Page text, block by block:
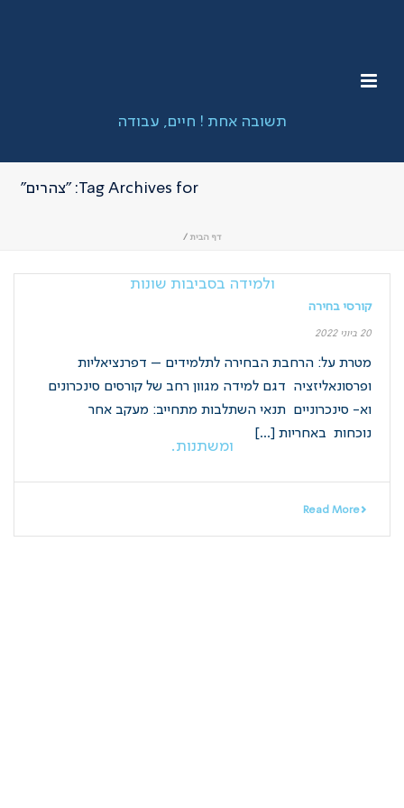
Tag Archives for: "צהרים"
דף הבית /
קורסי בחירה
20 ביוני 2022
מטרת על: הרחבת הבחירה לתלמידים – דפרנציאליות
ופרסונאליזציה דגם למידה מגוון רחב של קורסים סינכרונים
וא- סינכרוניים תנאי השתלבות מתחייב: מעקב אחר
נוכחות באחריות [...]
Read More